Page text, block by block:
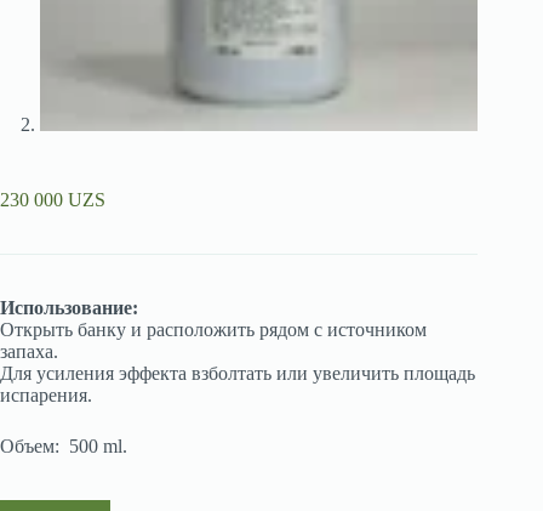
230 000 UZS
Использование:
Открыть банку и расположить рядом с источником
запаха.
Для усиления эффекта взболтать или увеличить площадь
испарения.
Объем: 500 ml.